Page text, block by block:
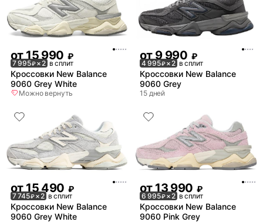
от15 990 ₽
7 995₽× 2 в сплит
Кроссовки New Balance
9060 Grey White
Можно вернуть
от9 990 ₽
4 995₽× 2 в сплит
Кроссовки New Balance
9060 Grey
15 дней
от 15 490 ₽
7 745₽× 2 в сплит
Кроссовки New Balance
9060 Grey White
от 13 990 ₽
6 995₽× 2 в сплит
Кроссовки New Balance
9060 Pink Grey